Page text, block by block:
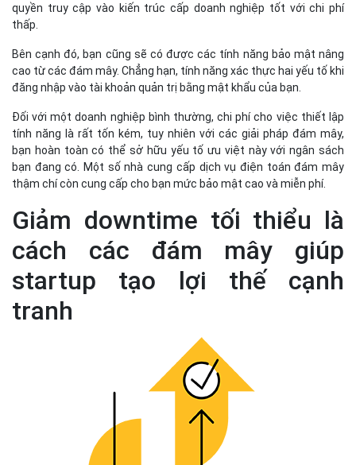
quyền truy cập vào kiến trúc cấp doanh nghiệp tốt với chi phí
thấp.
Bên cạnh đó, bạn cũng sẽ có được các tính năng bảo mật nâng
cao từ các đám mây. Chẳng hạn, tính năng xác thực hai yếu tố khi
đăng nhập vào tài khoản quản trị bằng mật khẩu của bạn.
Đối với một doanh nghiệp bình thường, chi phí cho việc thiết lập
tính năng là rất tốn kém, tuy nhiên với các giải pháp đám mây,
bạn hoàn toàn có thể sở hữu yếu tố ưu việt này với ngân sách
bạn đang có. Một số nhà cung cấp dịch vụ điện toán đám mây
thậm chí còn cung cấp cho bạn mức bảo mật cao và miễn phí.
Giảm downtime tối thiểu là
cách các đám mây giúp
startup tạo lợi thế cạnh
tranh